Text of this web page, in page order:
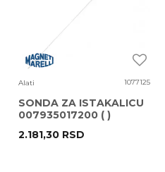
Alati 1077125
SONDA ZA ISTAKALICU
007935017200 ( )
2.181,30 RSD